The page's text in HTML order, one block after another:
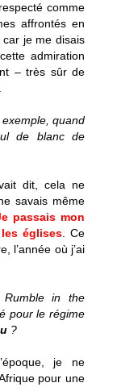
comme
affrontés en
car je me disais
admiration
– très sûr de
quand
de blanc de
dit, cela ne
savais même
passais mon
églises. Ce
l’année où j’ai
in the
pour le régime
?
je ne
pour une